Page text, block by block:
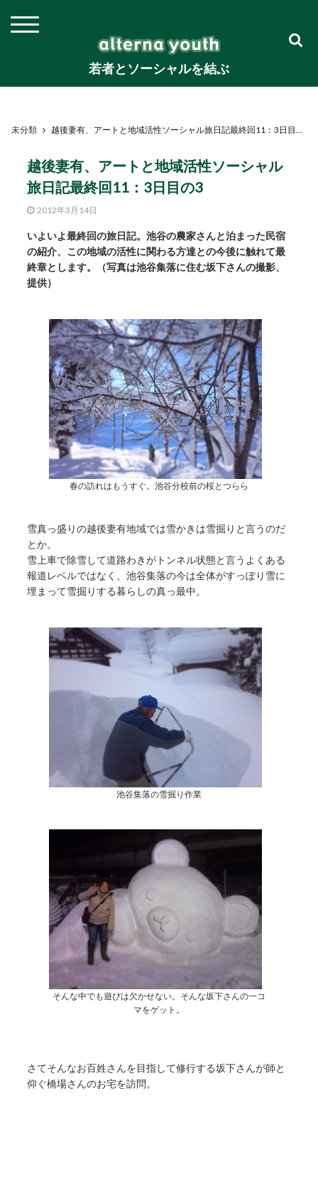
若者とソーシャルを結ぶ
未分類 越後妻有、アートと地域活性ソーシャル旅日記最終回11：3日目の3
越後妻有、アートと地域活性ソーシャル
旅日記最終回11：3日目の3
2012年3月14日
いよいよ最終回の旅日記。池谷の農家さんと泊まった民宿
の紹介、この地域の活性に関わる方達との今後に触れて最
終章とします。（写真は池谷集落に住む坂下さんの撮影、
提供）
春の訪れはもうすぐ。池谷分校前の桜とつらら
雪真っ盛りの越後妻有地域では雪かきは雪掘りと言うのだ
とか。
雪上車で除雪して道路わきがトンネル状態と言うよくある
報道レベルではなく、池谷集落の今は全体がすっぽり雪に
埋まって雪掘りする暮らしの真っ最中。
池谷集落の雪掘り作業
そんな中でも遊びは欠かせない。そんな坂下さんの一コ
マをゲット。
さてそんなお百姓さんを目指して修行する坂下さんが師と
仰ぐ橋場さんのお宅を訪問。